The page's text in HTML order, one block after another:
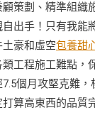
顧策劃、精準組織
自出手！只有我能
豪和虛空包養甜
工程施工難點，
個月攻堅克難
算高東西的品質